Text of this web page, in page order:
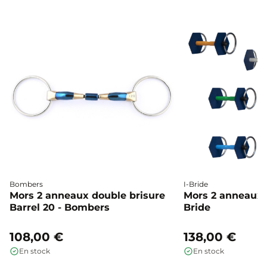
Bombers
Mors 2 anneaux double brisure
Barrel 20 - Bombers
108,00 €
En stock
I-Bride
Mors 2
Bride
138,00 €
En stock